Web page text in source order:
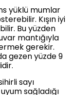
yüklü mumlar
Kışın iyi
Bu yüzden
mantığıyla
gerekir.
gezen yüzde 9
sayı
sağladığı